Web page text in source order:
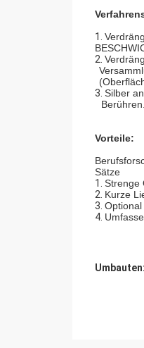
1.
2.
3. Silber
Berühren.
Vorteile:
Sätze
1. Strenge
2. Kurze
3.
4.
Umbauten: